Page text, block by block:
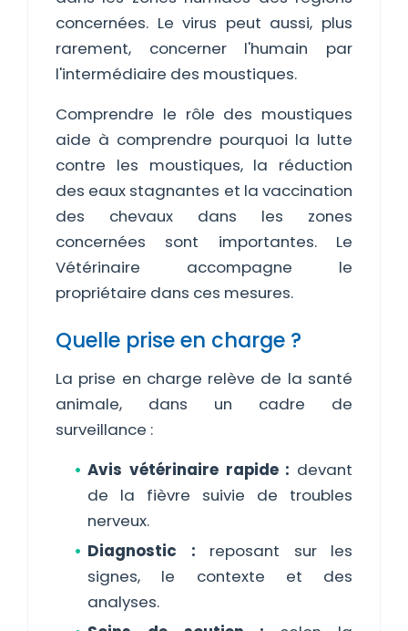
concernées. Le virus peut aussi, plus
rarement, concerner l'humain par
l'intermédiaire des moustiques.
Comprendre le rôle des moustiques
aide à comprendre pourquoi la lutte
contre les moustiques, la réduction
des eaux stagnantes et la vaccination
des chevaux dans les zones
concernées sont importantes. Le
Vétérinaire accompagne le
propriétaire dans ces mesures.
Quelle prise en charge ?
La prise en charge relève de la santé
animale, dans un cadre de
surveillance :
Avis vétérinaire rapide : devant
de la fièvre suivie de troubles
nerveux.
Diagnostic : reposant sur les
signes, le contexte et des
analyses.